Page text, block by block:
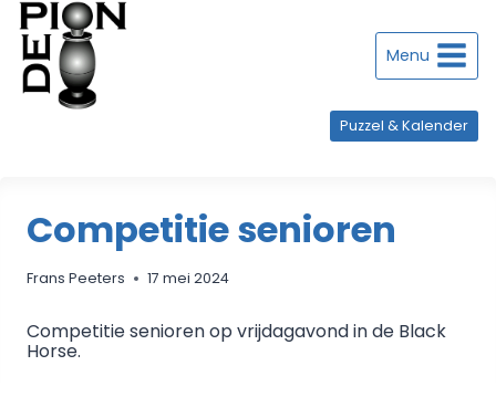
Doorgaan
naar
inhoud Menu
Puzzel & Kalender
Competitie senioren
Frans Peeters 17 mei 2024
Competitie senioren op vrijdagavond in de Black
Horse.